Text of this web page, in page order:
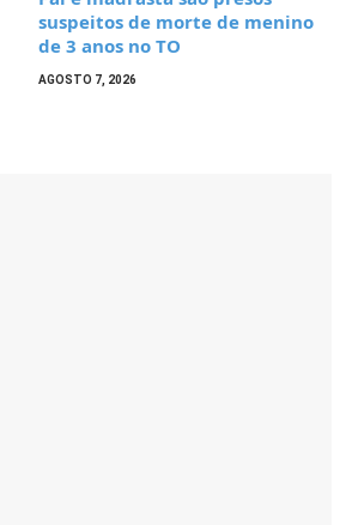
suspeitos de morte de menino
de 3 anos no TO
AGOSTO 7, 2026